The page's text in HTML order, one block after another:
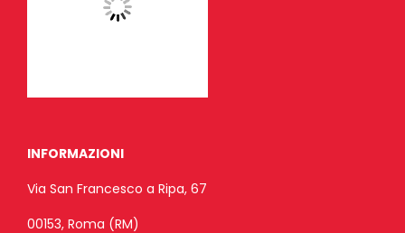
INFORMAZIONI
Via San Francesco a Ripa, 67
00153, Roma (RM)